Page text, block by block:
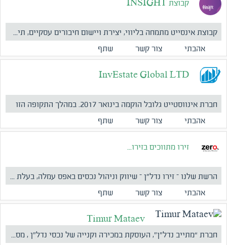
קבוצת INSIGHT
קבוצת אינסייט מתמחה בליווי, יצירת ויישום חיבורים עסקיים, תי...
אהבתי
צור קשר שתף
InvEstate Global LTD
חברת אינווסטייט גלובל הוקמה בינואר 2017. במהלך התקופה הזו
אהבתי צור קשר שתף
זירו מתווכים בזירו...
הרשת שלנו – זירו נדל"ן – שיווק וניהול נכסים באפס עמלה, בעלת ...
אהבתי
צור קשר שתף
Timur Mataev
חברת “מתייב נדל”ן”, העוסקת במכירה וקנייה של נכסי נדל”ן , מס...